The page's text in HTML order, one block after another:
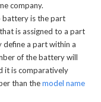
company.
battery is the part
is assigned to a part
define a part within a
of the battery will
it is comparatively
than themodel name